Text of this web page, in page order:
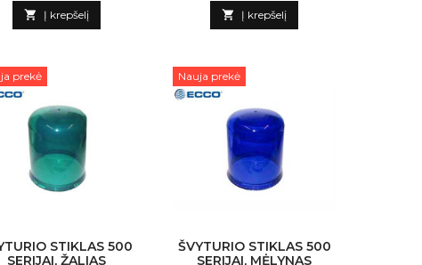
 Į krepšelį  Į krepšelį
prekė
STIKLAS 500
SERIJAI, ŽALIAS
Nauja prekė
ŠVYTURIO STIKLAS 500
SERIJAI, MĖLYNAS